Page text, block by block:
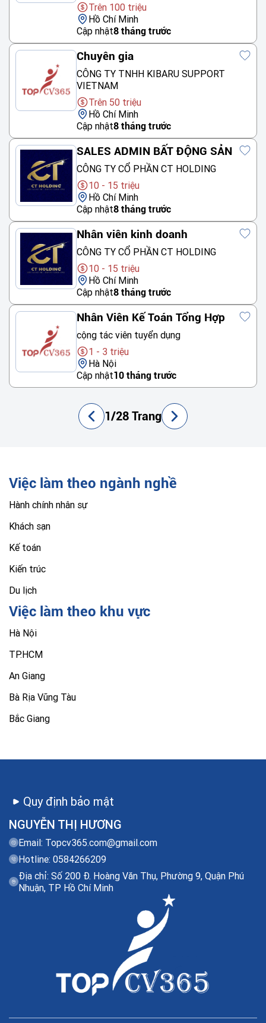
Trên 100 triệu
Hồ Chí Minh
Cập nhật8 tháng trước
Chuyên gia
CÔNG TY TNHH KIBARU SUPPORT
VIETNAM
Trên 50 triệu
Hồ Chí Minh
Cập nhật8 tháng trước
SALES ADMIN BẤT ĐỘNG SẢN
CÔNG TY CỔ PHẦN CT HOLDING
10 - 15 triệu
Hồ Chí Minh
Cập nhật8 tháng trước
Nhân viên kinh doanh
CÔNG TY CỔ PHẦN CT HOLDING
10 - 15 triệu
Hồ Chí Minh
Cập nhật8 tháng trước
Nhân Viên Kế Toán Tổng Hợp
cộng tác viên tuyển dụng
1 - 3 triệu
Hà Nội
Cập nhật10 tháng trước
1/28 Trang
Việc làm theo ngành nghề
Hành chính nhân sự
Khách sạn
Kế toán
Kiến trúc
Du lịch
Việc làm theo khu vực
Hà Nội
TP.HCM
An Giang
Bà Rịa Vũng Tàu
Bắc Giang
NGUYỄN THỊ HƯƠNG
Email: Topcv365.com@gmail.com
Hotline: 0584266209
Địa chỉ: Số 200 Đ. Hoàng Văn Thụ, Phường 9, Quận Phú
Nhuận, TP Hồ Chí Minh
Quy định bảo mật